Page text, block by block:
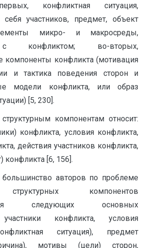
конфликтная ситуация,
участников, предмет, объект
микро- и макросреды,
конфликтом; во-вторых,
компоненты конфликта (мотивация
и тактика поведения сторон и
модели конфликта, или образ
[5, 230].
компонентам относит:
конфликта, условия конфликта,
действия участников конфликта,
конфликта [6, 156].
авторов по проблеме
компонентов
следующих основных
конфликта, условия
ситуация), предмет
мотивы (цели) сторон,